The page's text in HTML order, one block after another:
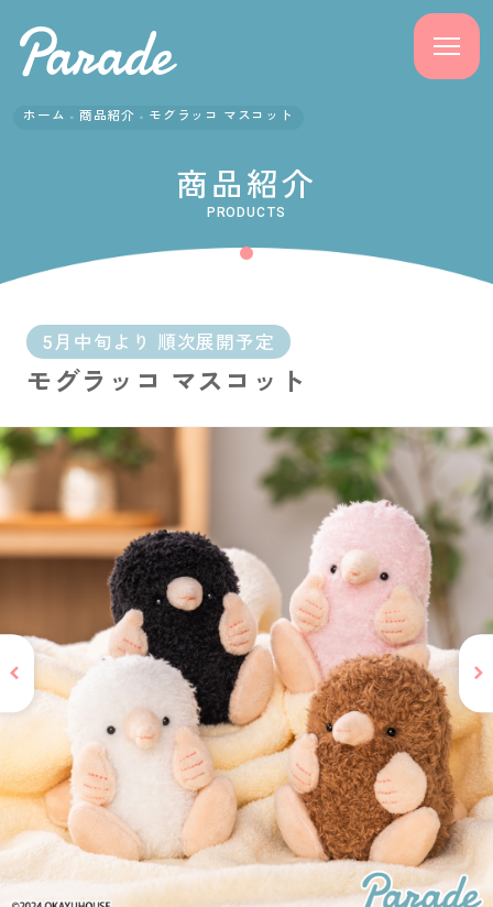
よくある質問
会社概要
採用情報
サポート
お問い合わせ
PRIZE 公式 X
PRIZE 公式 Instagram
CAPSULE TOY 公式 X
CAPSULE TOY 公式 Instagram
プライバシーポリシー
ホーム 商品紹介 モグラッコ マスコット
商品紹介
PRODUCTS
5月中旬より 順次展開予定
モグラッコ マスコット